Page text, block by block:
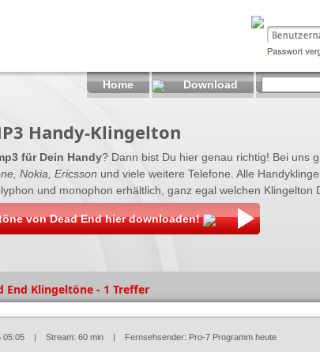
Handy-Klingelton
für Dein Handy? Dann bist Du hier genau richtig! Bei uns
Nokia, Ericsson und viele weitere Telefone. Alle
und monophon erhältlich, ganz egal welchen Klingelton
von Dead End hier downloaden!
End Klingeltöne - 1 Treffer
05:05 | Stream: 60 min | Fernsehsender: Pro-7 Programm heute
Home Download